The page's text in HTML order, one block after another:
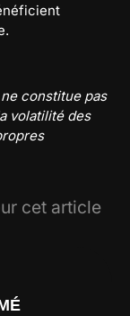
constitue pas
volatilité des
cet article